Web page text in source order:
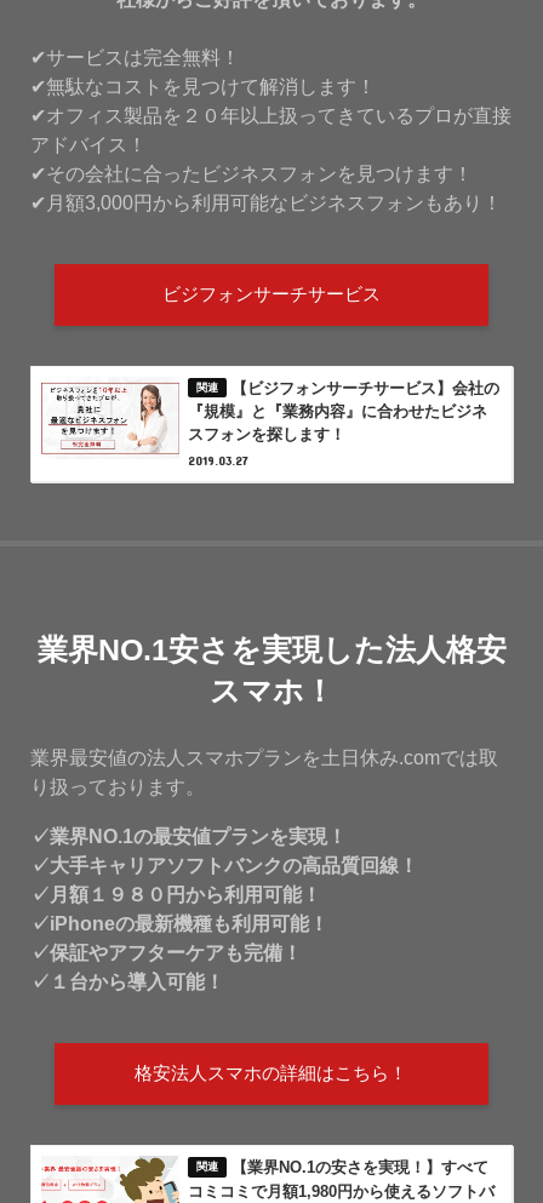
✔サービスは完全無料！
✔無駄なコストを見つけて解消します！
✔オフィス製品を２０年以上扱ってきているプロが直接
アドバイス！
✔その会社に合ったビジネスフォンを見つけます！
✔月額3,000円から利用可能なビジネスフォンもあり！
ビジフォンサーチサービス
【ビジフォンサーチサービス】会社の
『規模』と『業務内容』に合わせたビジネ
スフォンを探します！
2019.03.27
業界NO.1安さを実現した法人格安
スマホ！
業界最安値の法人スマホプランを土日休み.comでは取
り扱っております。
✓業界NO.1の最安値プランを実現！
✓大手キャリアソフトバンクの高品質回線！
✓月額１９８０円から利用可能！
✓iPhoneの最新機種も利用可能！
✓保証やアフターケアも完備！
✓１台から導入可能！
格安法人スマホの詳細はこちら！
【業界NO.1の安さを実現！】すべて
コミコミで月額1,980円から使えるソフトバ